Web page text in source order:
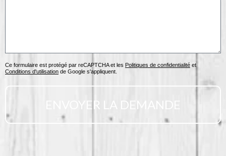
Ce formulaire est protégé par reCAPTCHA et les Politiques de confidentialité et
Conditions d'utilisation de Google s'appliquent.
ENVOYER LA DEMANDE